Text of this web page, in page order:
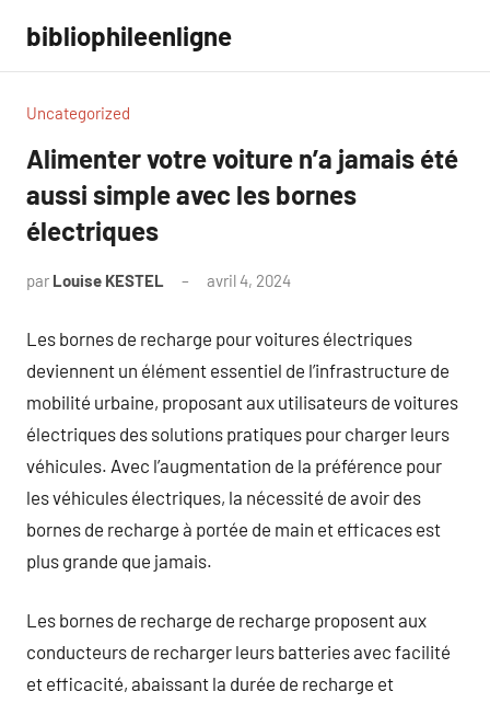
contenu
bibliophileenligne
Uncategorized
Alimenter votre voiture n’a jamais été
aussi simple avec les bornes
électriques
par Louise KESTEL avril 4, 2024
Les bornes de recharge pour voitures électriques
deviennent un élément essentiel de l’infrastructure de
mobilité urbaine, proposant aux utilisateurs de voitures
électriques des solutions pratiques pour charger leurs
véhicules. Avec l’augmentation de la préférence pour
les véhicules électriques, la nécessité de avoir des
bornes de recharge à portée de main et efficaces est
plus grande que jamais.
Les bornes de recharge de recharge proposent aux
conducteurs de recharger leurs batteries avec facilité
et efficacité, abaissant la durée de recharge et